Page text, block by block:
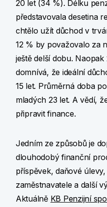
20 let (34 %). Délku
představovala desetina
chtělo užít důchod v
12 % by považovalo za
ještě delší dobu.
domnívá, že ideální
15 let. Průměrná doba
mladých 23 let. A vědí,
připravit finance.
Jedním ze způsobů je
dlouhodobý finanční
příspěvek, daňové
zaměstnavatele a další
Aktuálně KB Penzijní